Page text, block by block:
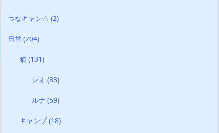
つなキャン△ (2)
日常 (204)
猫(131)
レオ (83)
ルナ (59)
キャンプ(18)